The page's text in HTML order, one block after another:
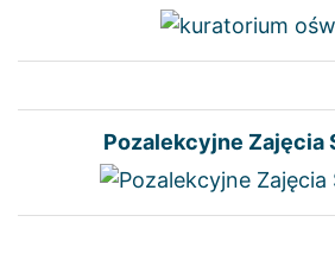
Pozalekcyjne Zajęcia